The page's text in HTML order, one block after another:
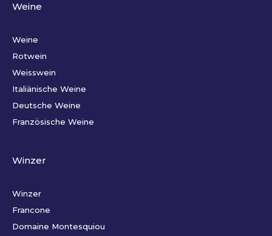
Weine
Weine
Rotwein
Weisswein
Italiänische Weine
Deutsche Weine
Französische Weine
Winzer
Winzer
Francone
Domaine Montesquiou